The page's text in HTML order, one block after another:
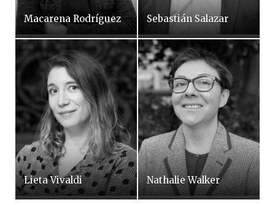
Macarena Rodríguez Sebastián Salazar
Lieta Vivaldi Nathalie Walker